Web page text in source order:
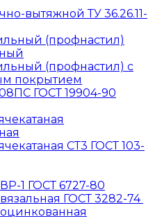
вытяжной ТУ 36.26.11-
(профнастил)
(профнастил) с
покрытием
ГОСТ 19904-90
СТ3 ГОСТ 103-
1 ГОСТ 6727-80
ГОСТ 3282-74